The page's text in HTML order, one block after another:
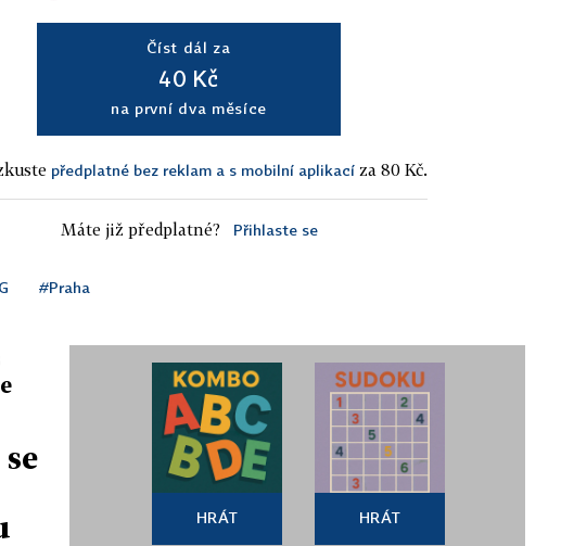
Číst dál za
40 Kč
na první dva měsíce
předplatné bez reklam a s mobilní aplikací za 80 Kč.
Máte již předplatné? Přihlaste se
#Praha
HRÁT HRÁT